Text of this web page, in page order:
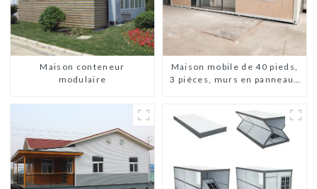
Maison conteneur
modulaire
Maison mobile de 40 pieds,
3 pièces, murs en panneaux
chambres